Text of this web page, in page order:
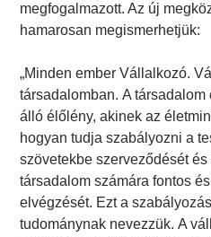
megfogalmazott. Az új
hamarosan megismerhetjük:
„Minden ember Vállalkozó.
társadalomban. A társadalom
álló élőlény, akinek az
hogyan tudja szabályozni a
szövetekbe szerveződését
társadalom számára fontos
elvégzését. Ezt a
tudománynak nevezzük. A